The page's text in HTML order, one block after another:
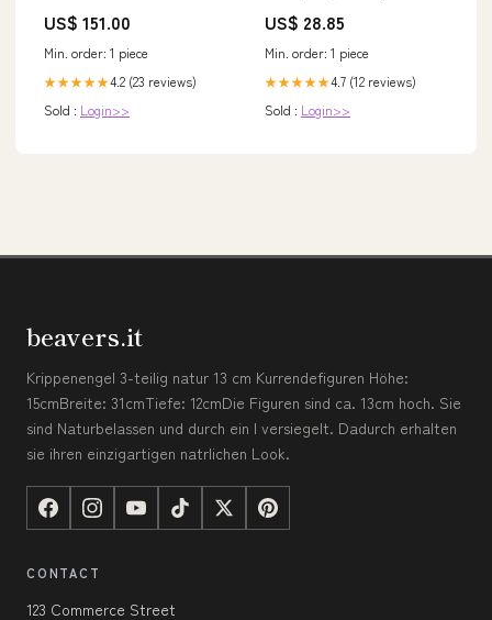
US$ 151.00
Min. order: 1 piece
★★★★★4.2 (23 reviews)
Sold : Login>>
US$ 28.85
Min. order: 1 piece
★★★★★4.7 (12 reviews)
Sold : Login>>
beavers.it
Krippenengel 3-teilig natur 13 cm Kurrendefiguren Höhe:
15cmBreite: 31cmTiefe: 12cmDie Figuren sind ca. 13cm hoch. Sie
sind Naturbelassen und durch ein l versiegelt. Dadurch erhalten
sie ihren einzigartigen natrlichen Look.
CONTACT
123 Commerce Street